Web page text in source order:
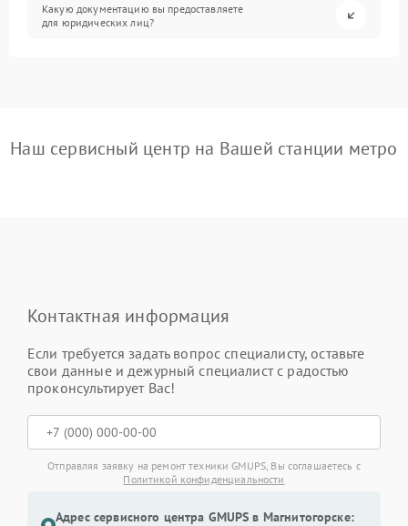
Какую документацию вы предоставляете
для юридических лиц?
Наш сервисный центр на Вашей станции метро
Контактная информация
Если требуется задать вопрос специалисту, оставьте
свои данные и дежурный специалист с радостью
проконсультирует Вас!
Отправляя заявку на ремонт техники GMUPS, Вы соглашаетесь с
Политикой конфиденциальности
Адрес сервисного центра GMUPS в Магнитогорске: